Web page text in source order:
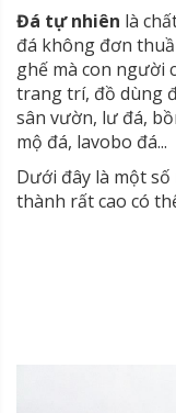
Đá tự nhiên là
đá không đơn
ghế mà con người
trang trí, đồ dùng
sân vườn, lư đá,
mộ đá, lavobo đá...
Dưới đây là một số
thành rất cao có